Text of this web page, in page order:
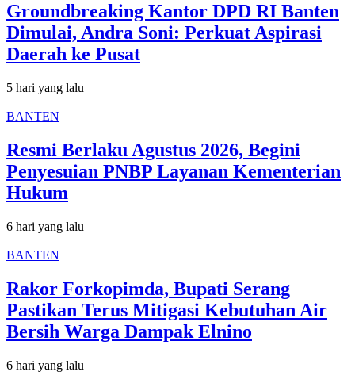
Groundbreaking Kantor DPD RI Banten
Dimulai, Andra Soni: Perkuat Aspirasi
Daerah ke Pusat
5 hari yang lalu
BANTEN
Resmi Berlaku Agustus 2026, Begini
Penyesuian PNBP Layanan Kementerian
Hukum
6 hari yang lalu
BANTEN
Rakor Forkopimda, Bupati Serang
Pastikan Terus Mitigasi Kebutuhan Air
Bersih Warga Dampak Elnino
6 hari yang lalu